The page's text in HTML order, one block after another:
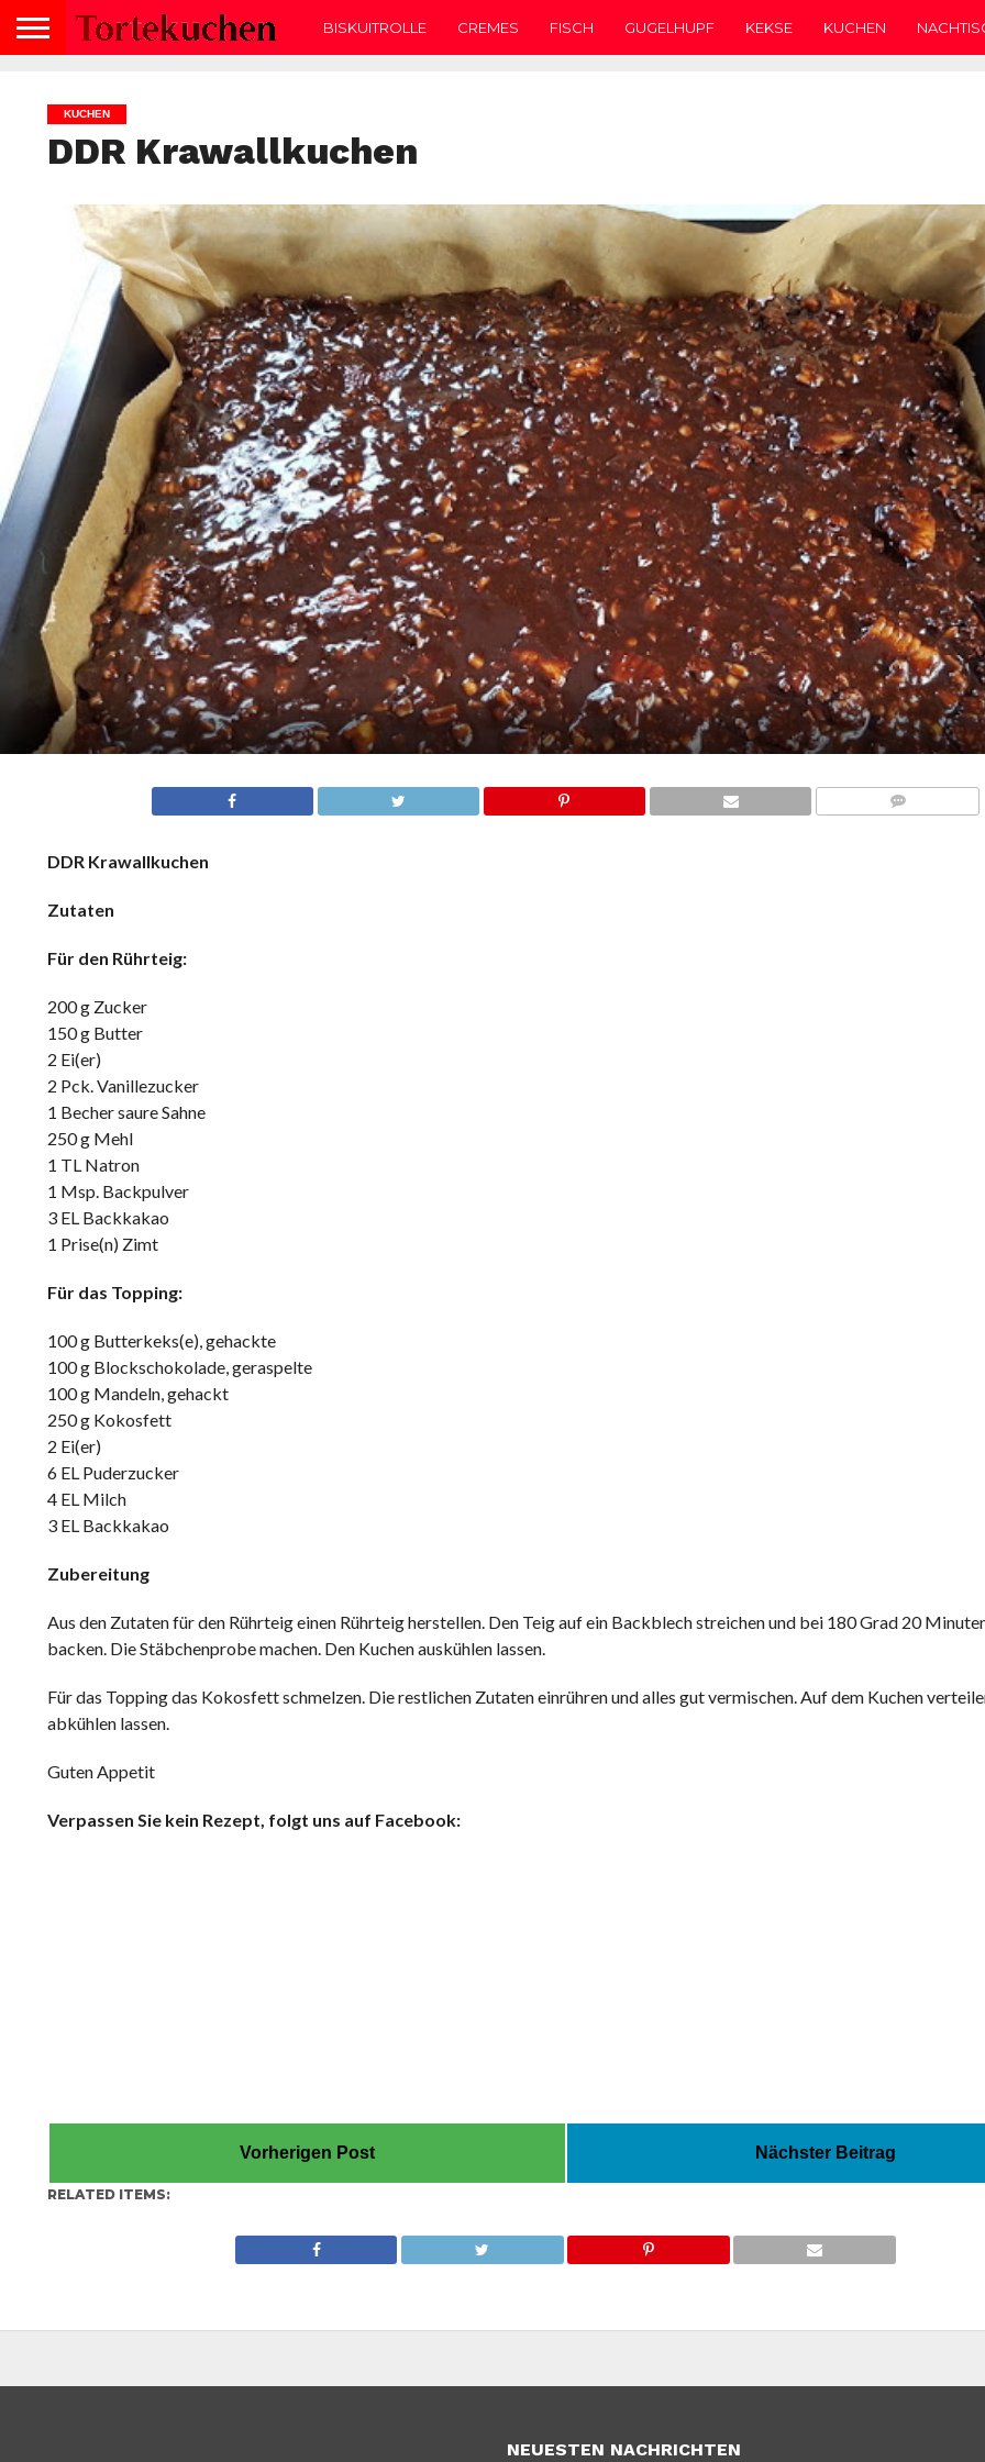
BISKUITROLLE CREMES FISCH GUGELHUPF KEKSE KUCHEN
KUCHEN
DDR Krawallkuchen
DDR Krawallkuchen
Zutaten
Für den Rührteig:
200 g Zucker
150 g Butter
2 Ei(er)
2 Pck. Vanillezucker
1 Becher saure Sahne
250 g Mehl
1 TL Natron
1 Msp. Backpulver
3 EL Backkakao
1 Prise(n) Zimt
Für das Topping:
100 g Butterkeks(e), gehackte
100 g Blockschokolade, geraspelte
100 g Mandeln, gehackt
250 g Kokosfett
2 Ei(er)
6 EL Puderzucker
4 EL Milch
3 EL Backkakao
Zubereitung
Aus den Zutaten für den Rührteig einen Rührteig herstellen. Den Teig auf ein Backblech streichen und bei 180 Grad 20
backen. Die Stäbchenprobe machen. Den Kuchen auskühlen lassen.
Für das Topping das Kokosfett schmelzen. Die restlichen Zutaten einrühren und alles gut vermischen. Auf dem Kuchen
abkühlen lassen.
Guten Appetit
Verpassen Sie kein Rezept, folgt uns auf Facebook:
Vorherigen Post Nächster Beitrag
RELATED ITEMS:
NEUESTEN NACHRICHTEN